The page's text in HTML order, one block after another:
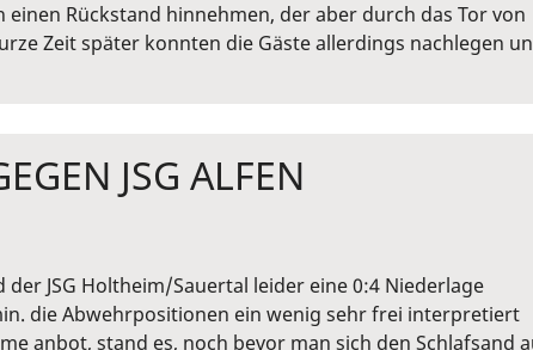
Rückstand hinnehmen, der aber durch das Tor von
Zeit später konnten die Gäste allerdings nachlegen
JSG ALFEN
JSG Holtheim/Sauertal leider eine 0:4 Niederlage
die Abwehrpositionen ein wenig sehr frei interpretiert
anbot, stand es, noch bevor man sich den Schlafsand